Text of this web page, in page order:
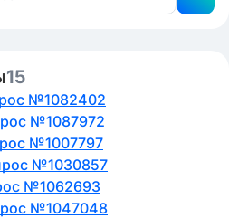
15
№1082402
№1087972
№1007797
№1030857
№1062693
№1047048